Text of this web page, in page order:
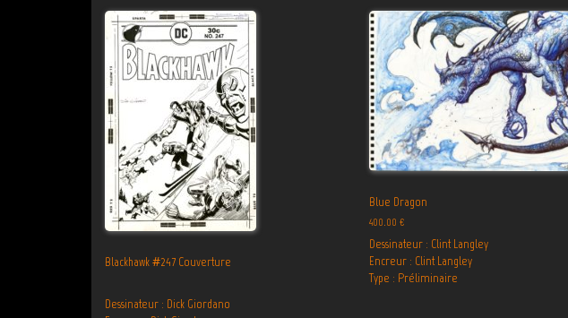
Blackhawk #247 Couverture
Dessinateur : Dick Giordano
Blue Dragon
400.00 €
Dessinateur : Clint Langley
Encreur : Clint Langley
Type : Préliminaire